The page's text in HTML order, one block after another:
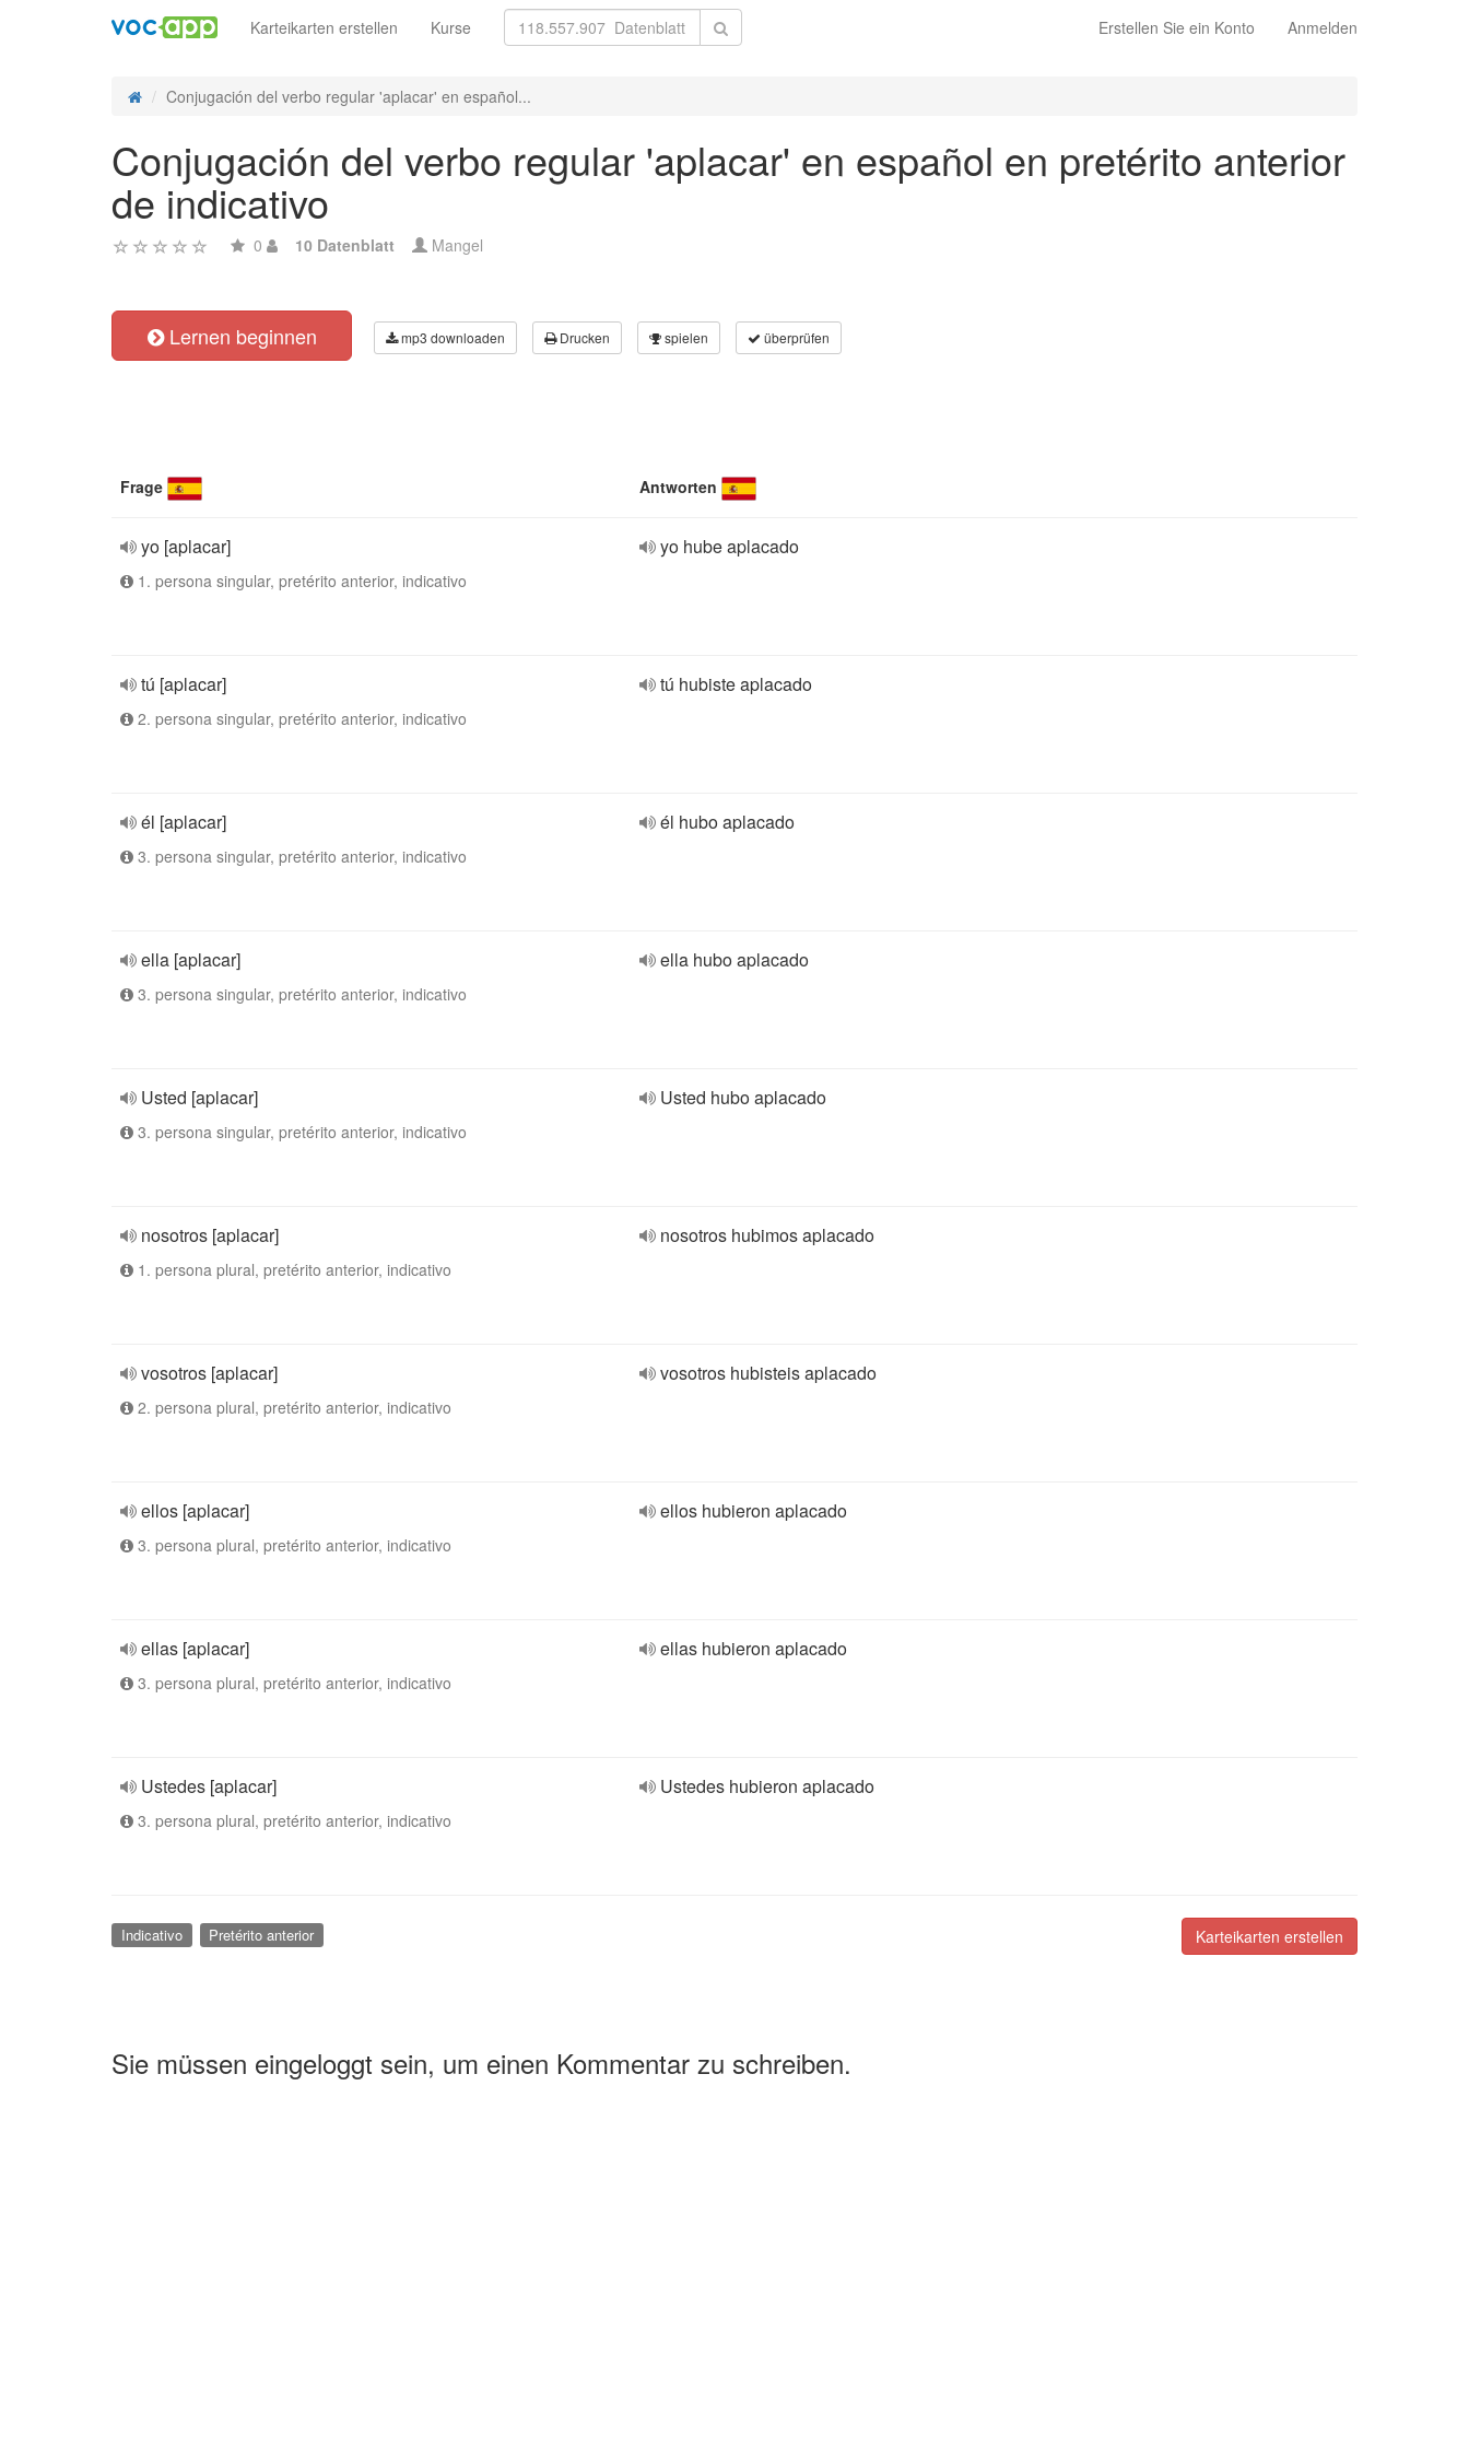
Erstellen Sie ein Konto Anmelden
Karteikarten erstellen Kurse
Conjugación del verbo regular 'aplacar' en español...
Conjugación del verbo regular 'aplacar' en español en pretérito anterior
de indicativo
0 10 Datenblatt Mangel
Lernen beginnen mp3 downloaden Drucken spielen überprüfen
Frage Antworten
yo [aplacar]
1. persona singular, pretérito anterior, indicativo
yo hube aplacado
tú [aplacar]
2. persona singular, pretérito anterior, indicativo
tú hubiste aplacado
él [aplacar]
3. persona singular, pretérito anterior, indicativo
él hubo aplacado
ella [aplacar]
3. persona singular, pretérito anterior, indicativo
ella hubo aplacado
Usted [aplacar]
3. persona singular, pretérito anterior, indicativo
Usted hubo aplacado
nosotros [aplacar]
1. persona plural, pretérito anterior, indicativo
nosotros hubimos aplacado
vosotros [aplacar]
2. persona plural, pretérito anterior, indicativo
vosotros hubisteis aplacado
ellos [aplacar]
3. persona plural, pretérito anterior, indicativo
ellos hubieron aplacado
ellas [aplacar]
3. persona plural, pretérito anterior, indicativo
ellas hubieron aplacado
Ustedes [aplacar]
3. persona plural, pretérito anterior, indicativo
Ustedes hubieron aplacado
Karteikarten erstellen
Indicativo Pretérito anterior
Sie müssen eingeloggt sein, um einen Kommentar zu schreiben.